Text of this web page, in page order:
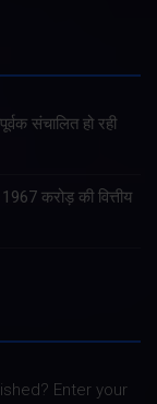
संचालित हो रही
करोड़ की वित्तीय
Enter your